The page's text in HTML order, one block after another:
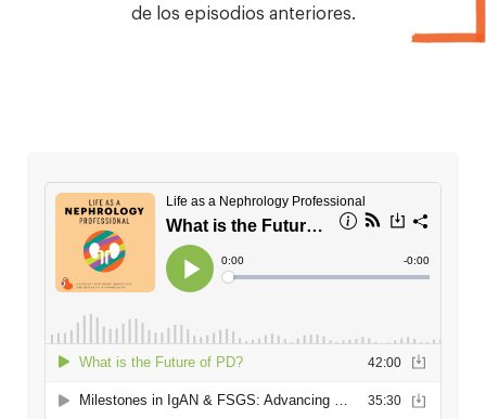
de los episodios anteriores.